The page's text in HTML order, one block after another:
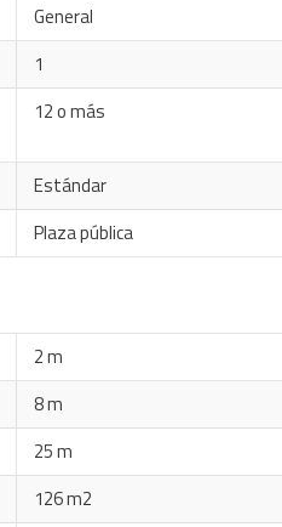
General
1
12 o más
Estándar
Plaza pública
2 m
8 m
25 m
126 m2